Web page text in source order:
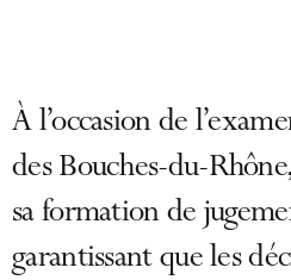
À l’occasion de
des Bouches-du-
sa formation de
garantissant que les